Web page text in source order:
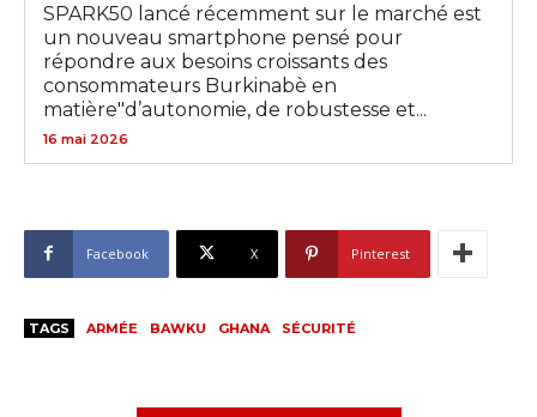
SPARK50 lancé récemment sur le marché est
un nouveau smartphone pensé pour
répondre aux besoins croissants des
consommateurs Burkinabè en
matière"d’autonomie, de robustesse et...
16 mai 2026
Facebook X Pinterest
TAGS ARMÉE BAWKU GHANA SÉCURITÉ